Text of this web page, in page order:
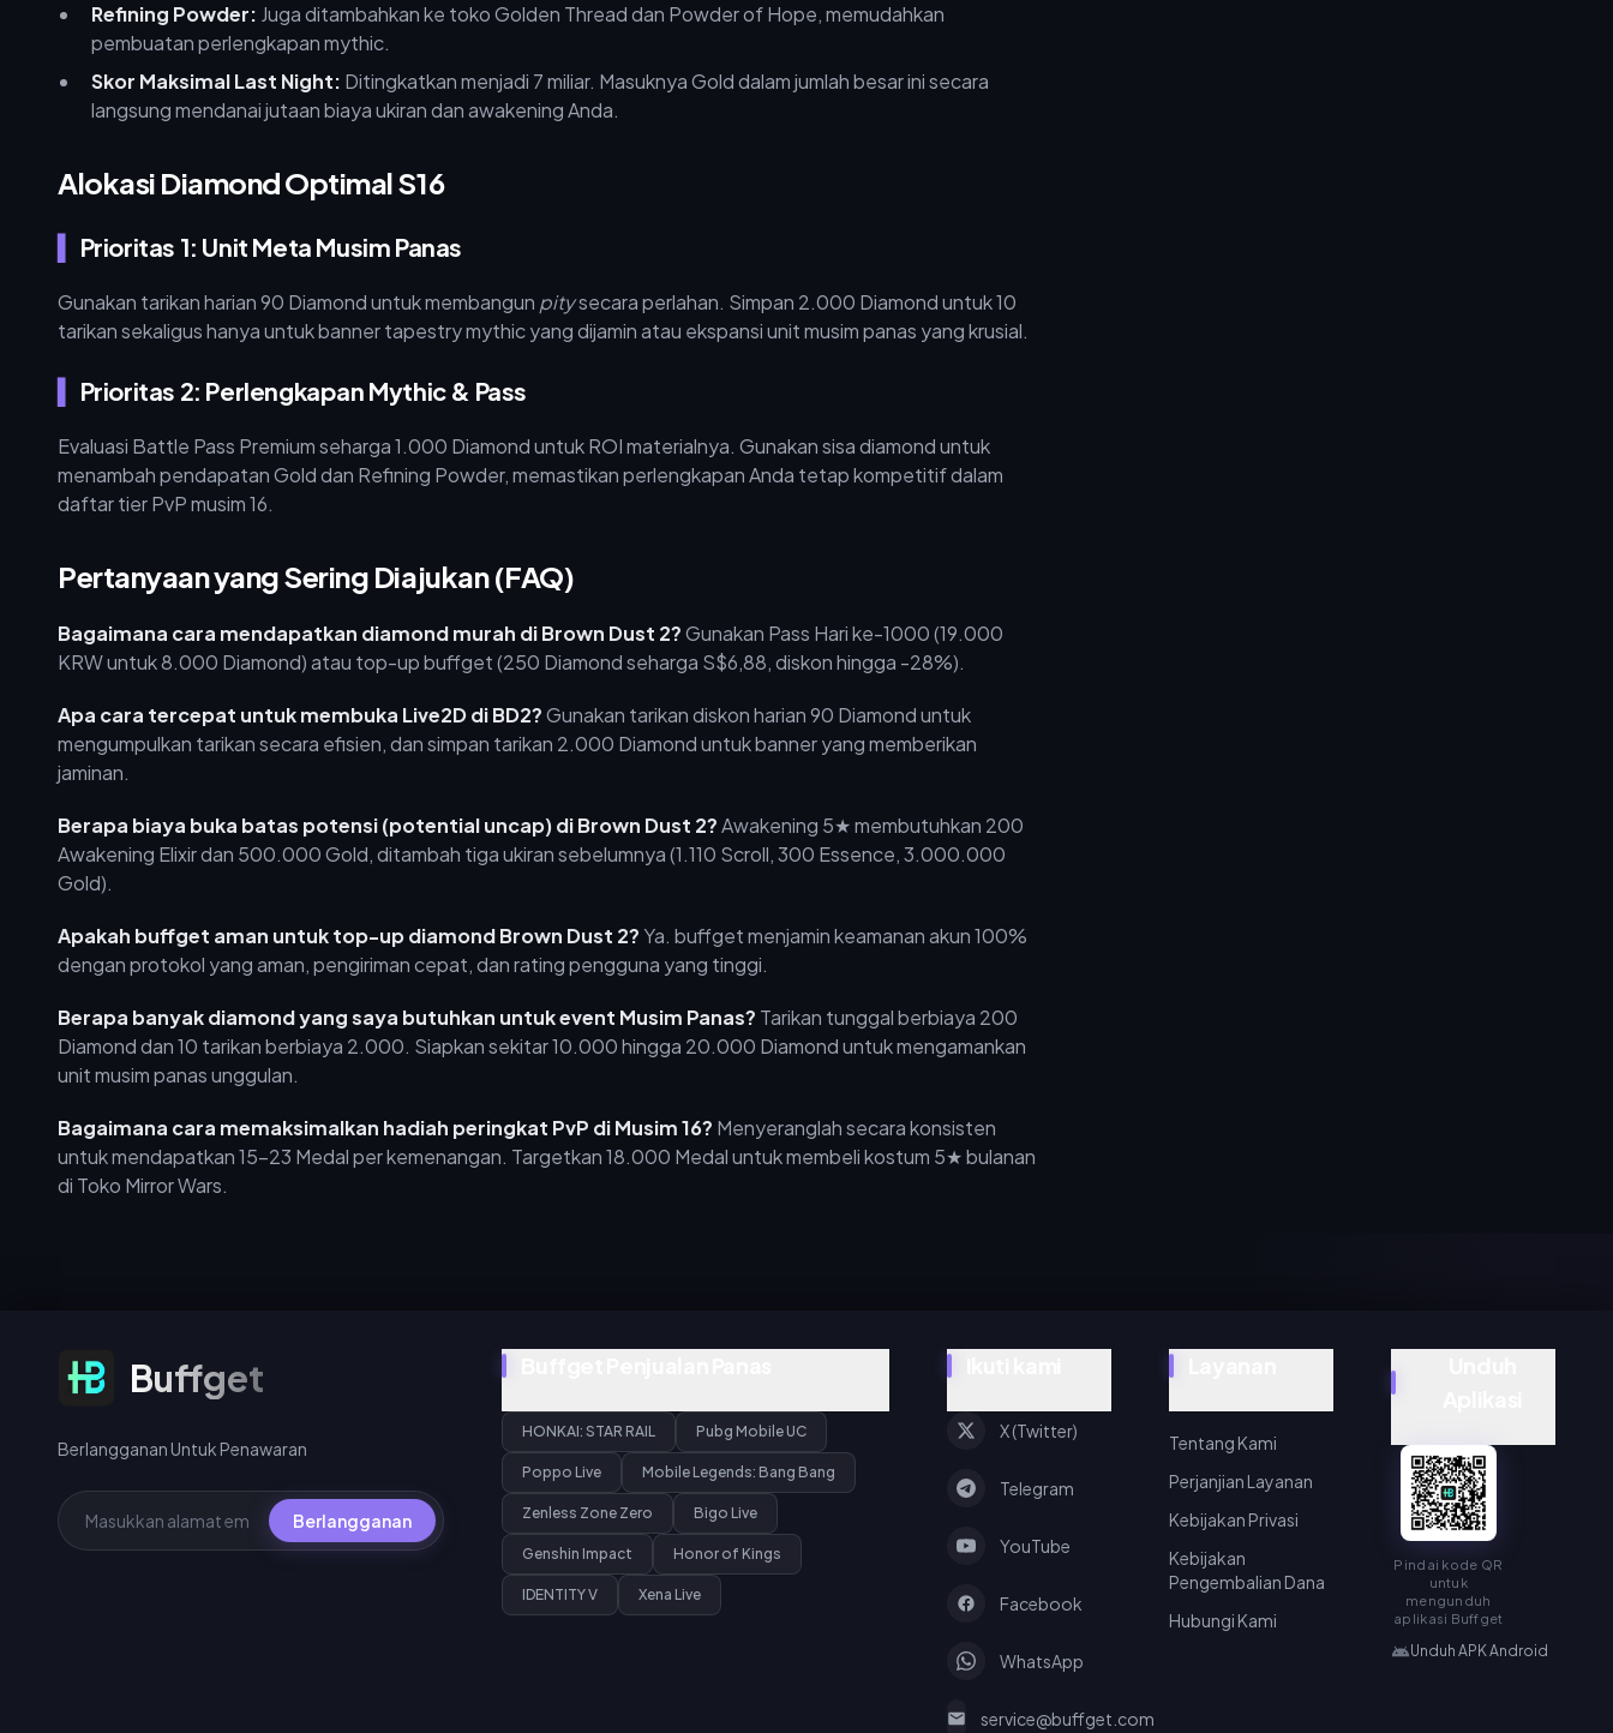
Refining Powder: Juga ditambahkan ke toko Golden Thread dan Powder of Hope, memudahkan
pembuatan perlengkapan mythic.
Skor Maksimal Last Night: Ditingkatkan menjadi 7 miliar. Masuknya Gold dalam jumlah besar ini secara
langsung mendanai jutaan biaya ukiran dan awakening Anda.
Alokasi Diamond Optimal S16
Prioritas 1: Unit Meta Musim Panas
Gunakan tarikan harian 90 Diamond untuk membangun pitysecara perlahan. Simpan 2.000 Diamond untuk 10
tarikan sekaligus hanya untuk banner tapestry mythic yang dijamin atau ekspansi unit musim panas yang krusial.
Prioritas 2: Perlengkapan Mythic & Pass
Evaluasi Battle Pass Premium seharga 1.000 Diamond untuk ROI materialnya. Gunakan sisa diamond untuk
menambah pendapatan Gold dan Refining Powder, memastikan perlengkapan Anda tetap kompetitif dalam
daftar tier PvP musim 16.
Pertanyaan yang Sering Diajukan (FAQ)
Bagaimana cara mendapatkan diamond murah di Brown Dust 2?Gunakan Pass Hari ke-1000 (19.000
KRW untuk 8.000 Diamond) atau top-up buffget (250 Diamond seharga S$6,88, diskon hingga -28%).
Apa cara tercepat untuk membuka Live2D di BD2?Gunakan tarikan diskon harian 90 Diamond untuk
mengumpulkan tarikan secara efisien, dan simpan tarikan 2.000 Diamond untuk banner yang memberikan
jaminan.
Berapa biaya buka batas potensi (potential uncap) di Brown Dust 2?Awakening 5★ membutuhkan 200
Awakening Elixir dan 500.000 Gold, ditambah tiga ukiran sebelumnya (1.110 Scroll, 300 Essence, 3.000.000
Gold).
Apakah buffget aman untuk top-up diamond Brown Dust 2? Ya. buffget menjamin keamanan akun 100%
dengan protokol yang aman, pengiriman cepat, dan rating pengguna yang tinggi.
Berapa banyak diamond yang saya butuhkan untuk event Musim Panas? Tarikan tunggal berbiaya 200
Diamond dan 10 tarikan berbiaya 2.000. Siapkan sekitar 10.000 hingga 20.000 Diamond untuk mengamankan
unit musim panas unggulan.
Bagaimana cara memaksimalkan hadiah peringkat PvP di Musim 16? Menyeranglah secara konsisten
untuk mendapatkan 15-23 Medal per kemenangan. Targetkan 18.000 Medal untuk membeli kostum 5★ bulanan
di Toko Mirror Wars.
Berlangganan Untuk Penawaran
Buffget
Berlangganan Untuk Penawaran
Berlangganan
HONKAI: STAR RAIL Pubg Mobile UC
Poppo Live Mobile Legends: Bang Bang
Zenless Zone Zero Bigo Live
Genshin Impact Honor of Kings
IDENTITY V Xena Live
X (Twitter)
Telegram
YouTube
Facebook
WhatsApp
service@buffget.com
Tentang Kami
Perjanjian Layanan
Kebijakan Privasi
Kebijakan
Pengembalian Dana
Hubungi Kami
Pindai kode QR
untuk
mengunduh
aplikasi Buffget
Unduh APK Android